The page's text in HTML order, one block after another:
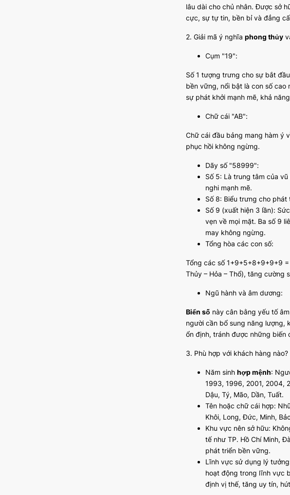
lâu dài cho chủ nhân. Được sở
cực, sự tự tin, bền bỉ và đẳng
2. Giải mã ý nghĩa phong thủy
Cụm "19":
Số 1 tượng trưng cho sự bắt
bền vững, nổi bật là con số
sự phát khởi mạnh mẽ, khả
Chữ cái "AB":
Chữ cái đầu bảng mang hàm ý
phục hồi không ngừng.
Dãy số "58999":
Số 5: Là trung tâm của
nghi mạnh mẽ.
Số 8: Biểu trưng cho
Số 9 (xuất hiện 3 lần):
vẹn về mọi mặt. Ba số 9
may không ngừng.
Tổng hòa các con số:
Tổng các số 1+9+5+8+9+9+9
Thủy – Hỏa – Thổ), tăng cường
Ngũ hành và âm dương:
Biển số này cân bằng yếu tố
người cần bổ sung năng lượng,
ổn định, tránh được những biến
3. Phù hợp với khách hàng nào?
Năm sinh hợp mệnh:
1993, 1996, 2001, 2004,
Dậu, Tý, Mão, Dần, Tuất.
Tên hoặc chữ cái hợp:
Khôi, Long, Đức, Minh,
Khu vực nên sở hữu:
tế như TP. Hồ Chí Minh,
phát triển bền vững.
Lĩnh vực sử dụng lý
hoạt động trong lĩnh vực
định vị thế, tăng uy tín,